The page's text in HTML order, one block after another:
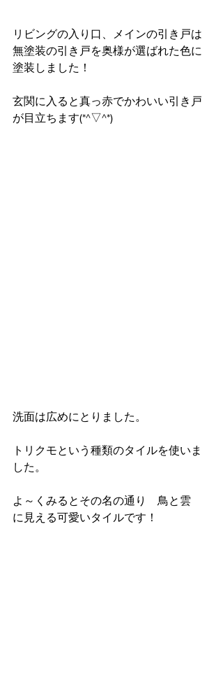
リビングの入り口、メインの引き戸は
無塗装の引き戸を奥様が選ばれた色に
塗装しました！
玄関に入ると真っ赤でかわいい引き戸
が目立ちます(*^▽^*)
洗面は広めにとりました。
トリクモという種類のタイルを使いま
した。
よ～くみるとその名の通り　鳥と雲
に見える可愛いタイルです！